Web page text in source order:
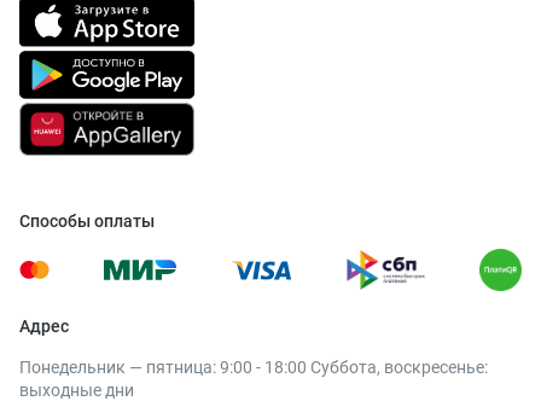
Способы оплаты
Адрес
Понедельник — пятница: 9:00 - 18:00 Суббота, воскресенье:
выходные дни